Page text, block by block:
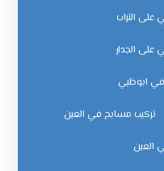
على التراب
على الجدار
ابوظبي
تركيب مسابح في العين
العين